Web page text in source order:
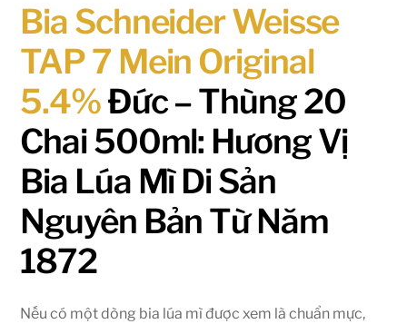
Bia Schneider Weisse
TAP 7 Mein Original
5.4%Đức – Thùng 20
Chai 500ml: Hương Vị
Bia Lúa Mì Di Sản
Nguyên Bản Từ Năm
1872
Nếu có một dòng bia lúa mì được xem là chuẩn mực,